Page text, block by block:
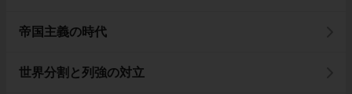
帝国主義の時代
世界分割と列強の対立